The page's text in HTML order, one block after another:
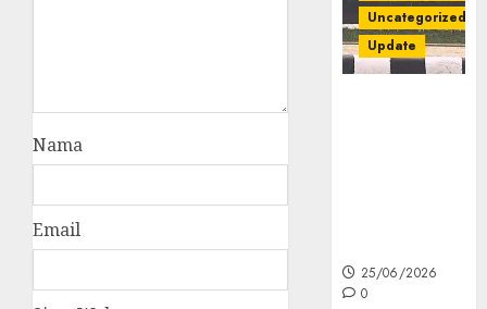
Nama
Email
Uncategorized
Update
25/06/2026
0